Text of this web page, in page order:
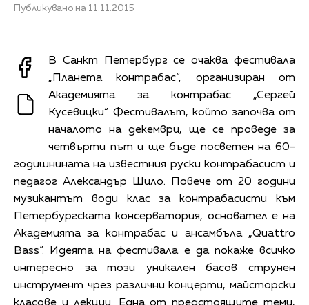
Публикувано на 11.11.2015
В Санкт Петербург се очаква фестивала
„Планета контрабас“, организиран от
Академията за контрабас „Сергей
Кусевицки“. Фестивалът, който започва от
началото на декември, ще се проведе за
четвърти път и ще бъде посветен на 60-
годишнината на известния руски контрабасист и
педагог Александър Шило. Повече от 20 години
музикантът води клас за контрабасисти към
Петербургската консерватория, основател е на
Академията за контрабас и ансамбъла „Quattro
Bass“. Идеята на фестивала е да покаже всичко
интересно за този уникален басов струнен
инструмент чрез различни концерти, майсторски
класове и лекции. Една от предстоящите теми,